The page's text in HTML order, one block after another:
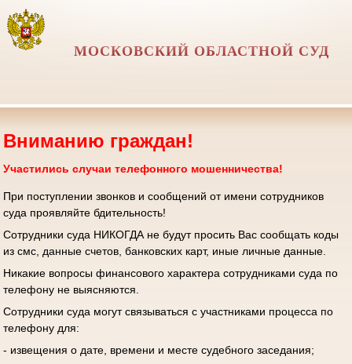
МОСКОВСКИЙ ОБЛАСТНОЙ СУД
Вниманию граждан!
Участились случаи телефонного мошенничества!
При поступлении звонков и сообщений от имени сотрудников
суда проявляйте бдительность!
Сотрудники суда НИКОГДА не будут просить Вас сообщать коды
из смс, данные счетов, банковских карт, иные личные данные.
Никакие вопросы финансового характера сотрудниками суда по
телефону не выясняются.
Сотрудники суда могут связываться с участниками процесса по
телефону для:
- извещения о дате, времени и месте судебного заседания;